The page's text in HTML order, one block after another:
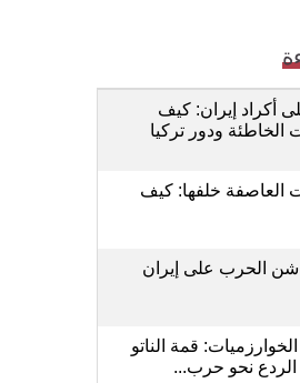
أكراد إيران: كيف
الخاطئة ودور تركيا
العاصفة خلفها: كيف
الحرب على إيران
قمة الناتو
الردع نحو حرب...